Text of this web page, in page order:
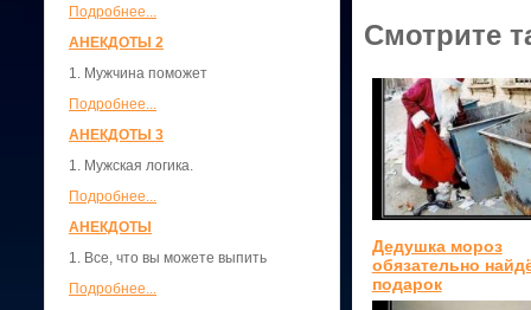
Подробнее...
АНЕКДОТЫ 2
1. Мужчина поможет
Подробнее...
АНЕКДОТЫ 3
1. Мужская логика.
Подробнее...
АНЕКДОТЫ
1. Все, что вы можете выпить
Подробнее...
Смотрите
Дедушка мороз
обязательно
подарок